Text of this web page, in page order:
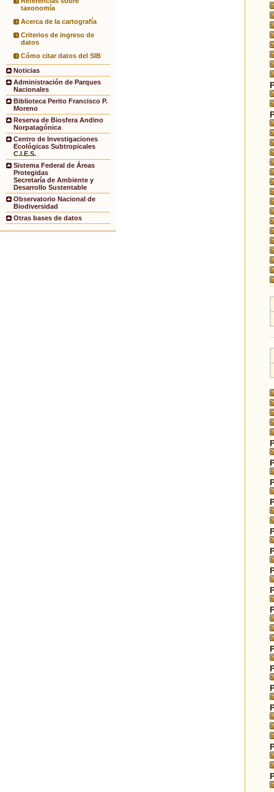
taxonomía
Acerca de la cartografía
Criterios de ingreso de
datos
Cómo citar datos del SIB
Noticias
Administración de Parques
Nacionales
Biblioteca Perito Francisco P.
Moreno
Reserva de Biosfera Andino
Norpatagónica
Centro de Investigaciones
Ecológicas Subtropicales
C.I.E.S.
Sistema Federal de Áreas
Protegidas
Secretaría de Ambiente y
Desarrollo Sustentable
Observatorio Nacional de
Biodiversidad
Otras bases de datos